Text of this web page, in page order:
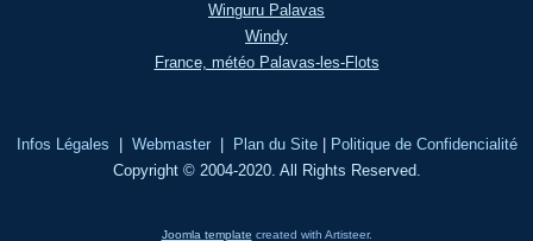
Winguru Palavas
Windy
France, météo Palavas-les-Flots
Infos Légales Webmaster| Plan du Site|
Politique de Confidencialité
Copyright © 2004-2020. All Rights Reserved.
Joomla template created with Artisteer.